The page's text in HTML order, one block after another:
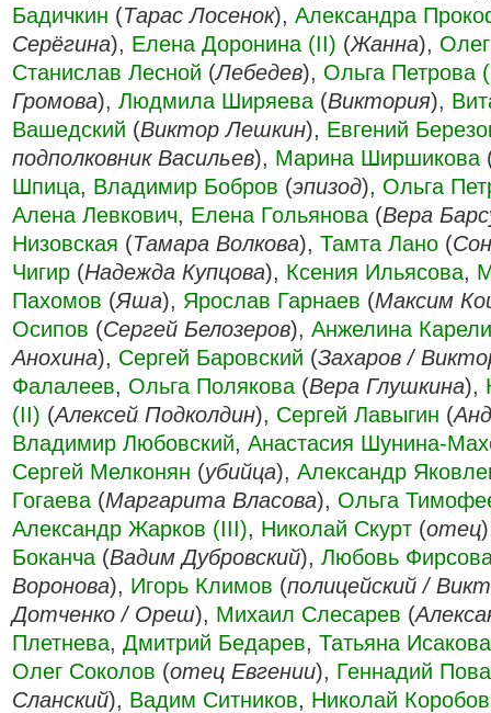
Бадичкин (Тарас Лосенок), Александра
Серёгина), Елена Доронина (II) (Жанна),
Станислав Лесной (Лебедев), Ольга Петрова
Громова), Людмила Ширяева (Виктория),
Вашедский (Виктор Лешкин), Евгений
подполковник Васильев), Марина Ширшикова
Шпица, Владимир Бобров (эпизод), Ольга
Алена Левкович, Елена Гольянова (Вера
Низовская (Тамара Волкова), Тамта Лано (
Чигир (Надежда Купцова), Ксения Ильясова,
Пахомов (Яша), Ярослав Гарнаев (Максим
Осипов (Сергей Белозеров), Анжелина
Анохина), Сергей Баровский (Захаров /
Фалалеев, Ольга Полякова (Вера Глушкина),
(II) (Алексей Подколдин), Сергей Лавыгин (
Владимир Любовский, Анастасия Шунина-
Сергей Мелконян (убийца), Александр
Гогаева (Маргарита Власова), Ольга
Александр Жарков (III), Николай Скурт (отец
Боканча (Вадим Дубровский), Любовь
Воронова), Игорь Климов (полицейский /
Дотченко / Ореш), Михаил Слесарев (
Плетнева, Дмитрий Бедарев, Татьяна Исакова
Олег Соколов (отец Евгении), Геннадий
Сланский), Вадим Ситников, Николай Коробов